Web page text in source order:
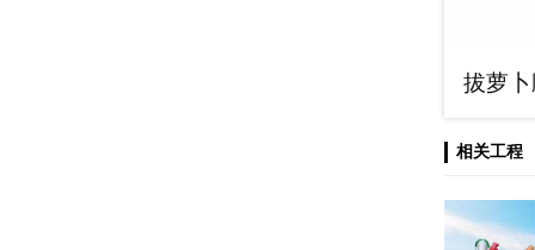
相关工程